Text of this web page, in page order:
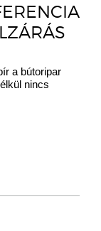
a bútoripar
nincs